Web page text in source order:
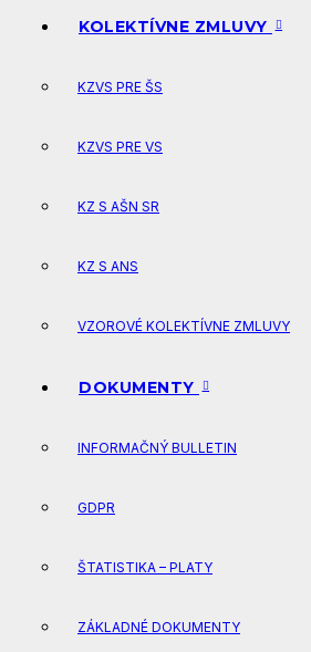
KOLEKTÍVNE ZMLUVY
KZVS PRE ŠS
KZVS PRE VS
KZ S AŠN SR
KZ S ANS
VZOROVÉ KOLEKTÍVNE ZMLUVY
DOKUMENTY
INFORMAČNÝ BULLETIN
GDPR
ŠTATISTIKA – PLATY
ZÁKLADNÉ DOKUMENTY